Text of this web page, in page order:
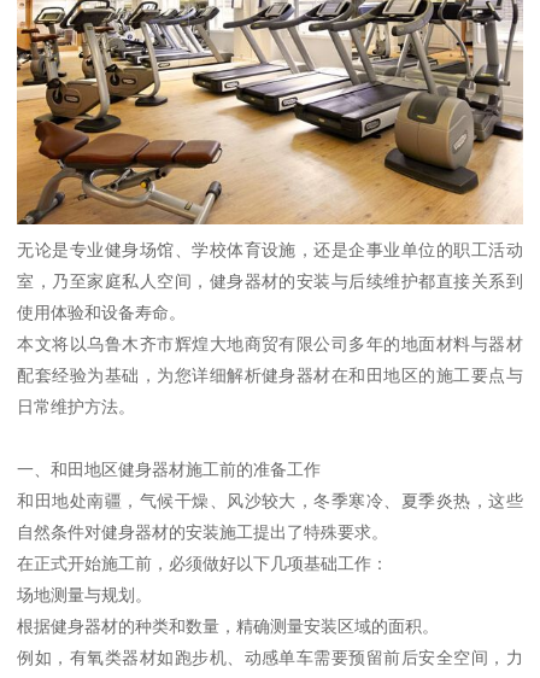
无论是专业健身场馆、学校体育设施，还是企事业单位的职工活动
室，乃至家庭私人空间，健身器材的安装与后续维护都直接关系到
使用体验和设备寿命。
本文将以乌鲁木齐市辉煌大地商贸有限公司多年的地面材料与器材
配套经验为基础，为您详细解析健身器材在和田地区的施工要点与
日常维护方法。
一、和田地区健身器材施工前的准备工作
和田地处南疆，气候干燥、风沙较大，冬季寒冷、夏季炎热，这些
自然条件对健身器材的安装施工提出了特殊要求。
在正式开始施工前，必须做好以下几项基础工作：
场地测量与规划。
根据健身器材的种类和数量，精确测量安装区域的面积。
例如，有氧类器材如跑步机、动感单车需要预留前后安全空间，力